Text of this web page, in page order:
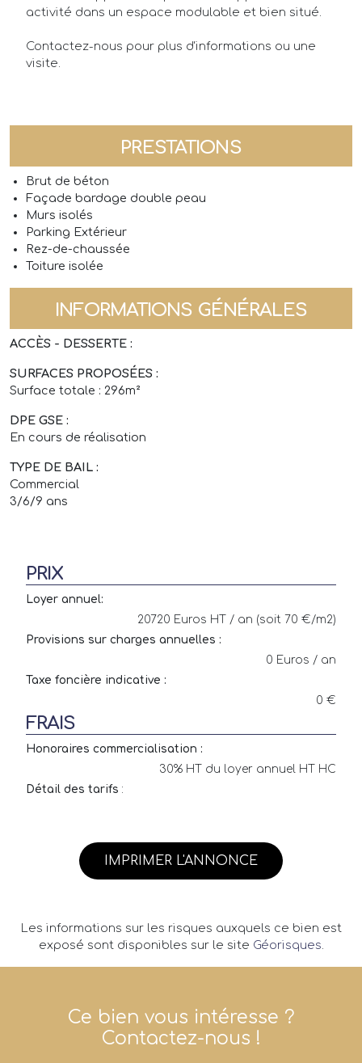
activité dans un espace modulable et bien situé.
Contactez-nous pour plus d'informations ou une
visite.
PRESTATIONS
Brut de béton
Façade bardage double peau
Murs isolés
Parking Extérieur
Rez-de-chaussée
Toiture isolée
INFORMATIONS GÉNÉRALES
ACCÈS - DESSERTE :
SURFACES PROPOSÉES :
Surface totale : 296m²
DPE GSE :
En cours de réalisation
TYPE DE BAIL :
Commercial
3/6/9 ans
PRIX
Loyer annuel:
20720 Euros HT / an (soit 70 €/m2)
Provisions sur charges annuelles :
0 Euros / an
Taxe foncière indicative :
0 €
FRAIS
Honoraires commercialisation :
30% HT du loyer annuel HT HC
Détail des tarifs :
IMPRIMER L'ANNONCE
Les informations sur les risques auxquels ce bien est
exposé sont disponibles sur le site Géorisques
Ce bien vous intéresse ?
Contactez-nous !